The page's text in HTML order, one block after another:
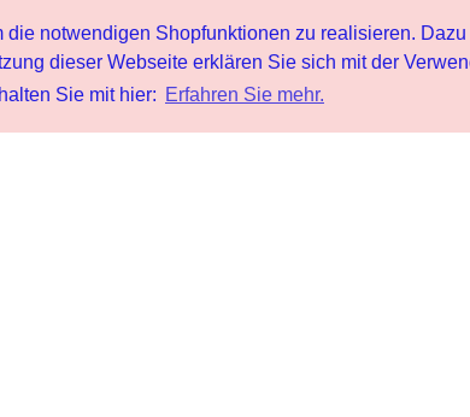
notwendigen Shopfunktionen zu realisieren. Dazu
dieser Webseite erklären Sie sich mit der
Sie mit hier: Erfahren Sie mehr.